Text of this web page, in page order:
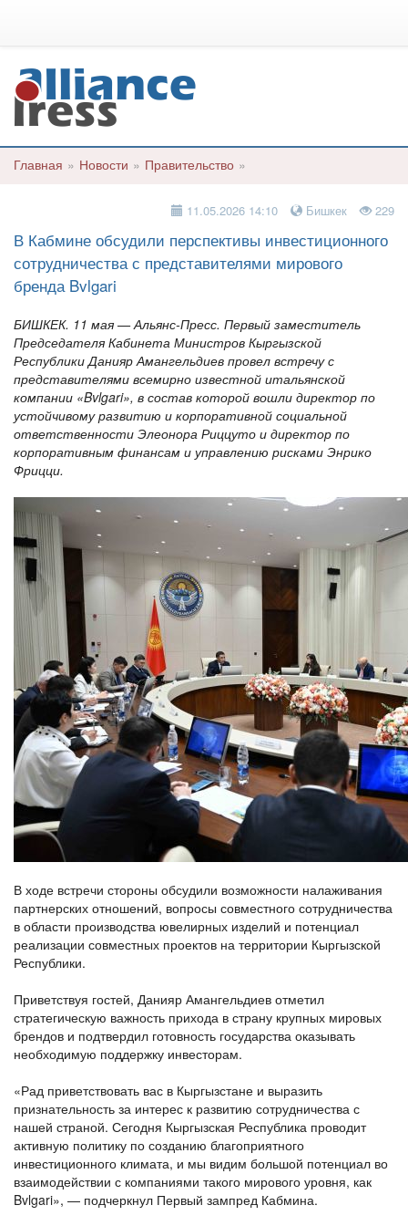
Главная » Новости » Правительство »
11.05.2026 14:10 Бишкек 229
В Кабмине обсудили перспективы инвестиционного
сотрудничества с представителями мирового
бренда Bvlgari
БИШКЕК. 11 мая — Альянс-Пресс. Первый заместитель
Председателя Кабинета Министров Кыргызской
Республики Данияр Амангельдиев провел встречу с
представителями всемирно известной итальянской
компании «Bvlgari», в состав которой вошли директор по
устойчивому развитию и корпоративной социальной
ответственности Элеонора Риццуто и директор по
корпоративным финансам и управлению рисками Энрико
Фрицци.
В ходе встречи стороны обсудили возможности налаживания
партнерских отношений, вопросы совместного сотрудничества
в области производства ювелирных изделий и потенциал
реализации совместных проектов на территории Кыргызской
Республики.
Приветствуя гостей, Данияр Амангельдиев отметил
стратегическую важность прихода в страну крупных мировых
брендов и подтвердил готовность государства оказывать
необходимую поддержку инвесторам.
«Рад приветствовать вас в Кыргызстане и выразить
признательность за интерес к развитию сотрудничества с
нашей страной. Сегодня Кыргызская Республика проводит
активную политику по созданию благоприятного
инвестиционного климата, и мы видим большой потенциал во
взаимодействии с компаниями такого мирового уровня, как
Bvlgari», — подчеркнул Первый зампред Кабмина.